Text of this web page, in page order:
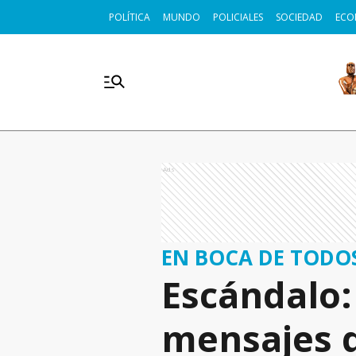
POLÍTICA MUNDO POLICIALES SOCIEDAD
Ads
EN BOCA DE
mensajes